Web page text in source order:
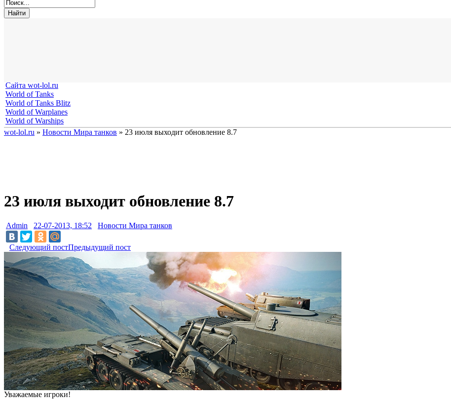
Сайта wot-lol.ru
World of Tanks
World of Tanks Blitz
World of Warplanes
World of Warships
wot-lol.ru » Новости Мира танков » 23 июля выходит обновление 8.7
23 июля выходит обновление 8.7
Admin 22-07-2013, 18:52 Новости Мира танков
Следующий постПредыдущий пост
Уважаемые игроки!